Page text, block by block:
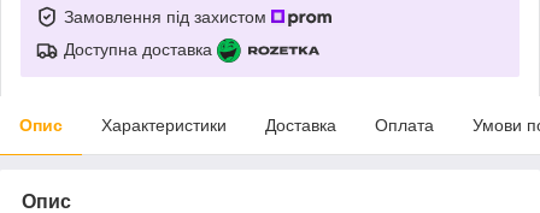
Замовлення під захистом
Доступна доставка
Опис Характеристики Доставка Оплата Умови
Опис